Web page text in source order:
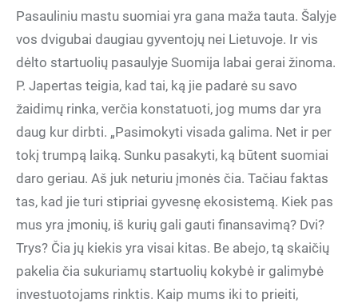
Pasauliniu mastu suomiai yra gana maža tauta. Šalyje
vos dvigubai daugiau gyventojų nei Lietuvoje. Ir vis
dėlto startuolių pasaulyje Suomija labai gerai žinoma.
P. Japertas teigia, kad tai, ką jie padarė su savo
žaidimų rinka, verčia konstatuoti, jog mums dar yra
daug kur dirbti. „Pasimokyti visada galima. Net ir per
tokį trumpą laiką. Sunku pasakyti, ką būtent suomiai
daro geriau. Aš juk neturiu įmonės čia. Tačiau faktas
tas, kad jie turi stipriai gyvesnę ekosistemą. Kiek pas
mus yra įmonių, iš kurių gali gauti finansavimą? Dvi?
Trys? Čia jų kiekis yra visai kitas. Be abejo, tą skaičių
pakelia čia sukuriamų startuolių kokybė ir galimybė
investuotojams rinktis. Kaip mums iki to prieiti,